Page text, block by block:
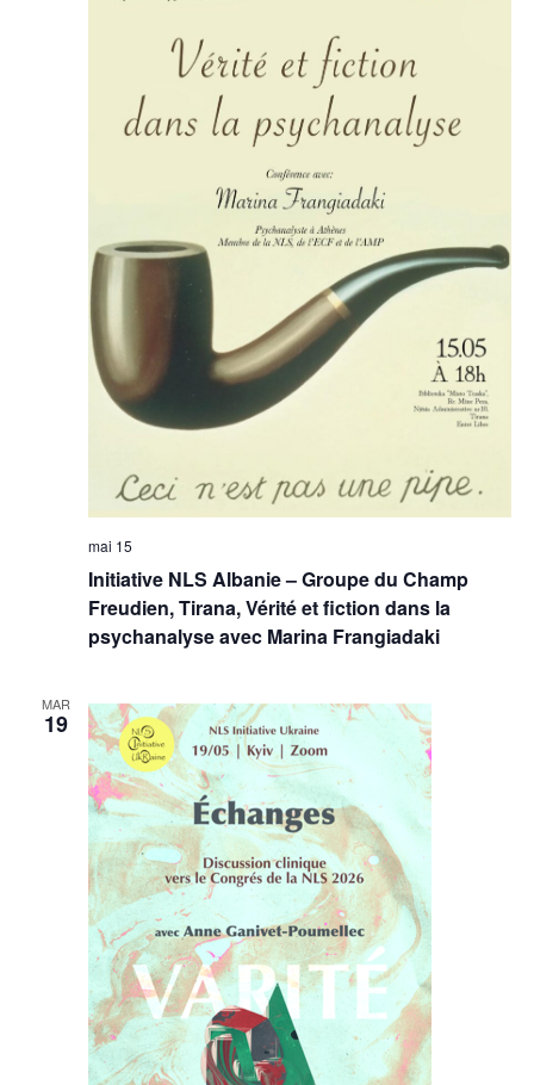
Initiative NLS Albanie – Groupe du Champ
Freudien, Tirana, Vérité et fiction dans la
psychanalyse avec Marina Frangiadaki
mai 15
MAR
19